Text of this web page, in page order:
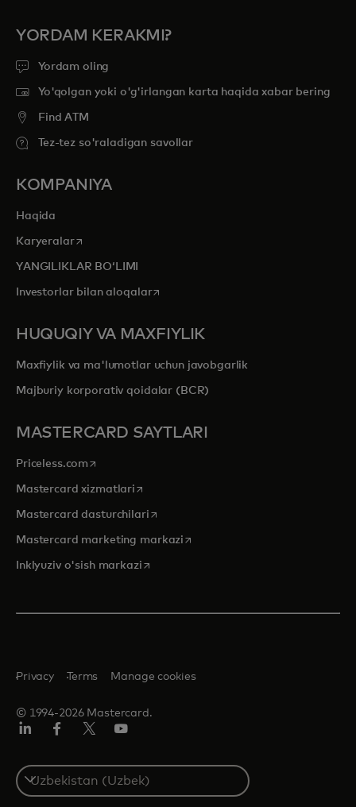
YORDAM KERAKMI?
Yordam oling
Yo'qolgan yoki o'g'irlangan karta haqida xabar bering
Find ATM
Tez-tez so'raladigan savollar
KOMPANIYA
Haqida
Karyeralaropens in a new tab
YANGILIKLAR BOʻLIMI
Investorlar bilan aloqalaropens in a new tab
HUQUQIY VA MAXFIYLIK
Maxfiylik va ma'lumotlar uchun javobgarlik
Majburiy korporativ qoidalar (BCR)
MASTERCARD SAYTLARI
Priceless.com opens in a new tab
Mastercard xizmatlari opens in a new tab
Mastercard dasturchilariopens in a new tab
Mastercard marketing markazi opens in a new tab
Inklyuziv o'sish markaziopens in a new tab
© 1994-2026 Mastercard.
Privacy Terms Manage cookies
Select
a
country